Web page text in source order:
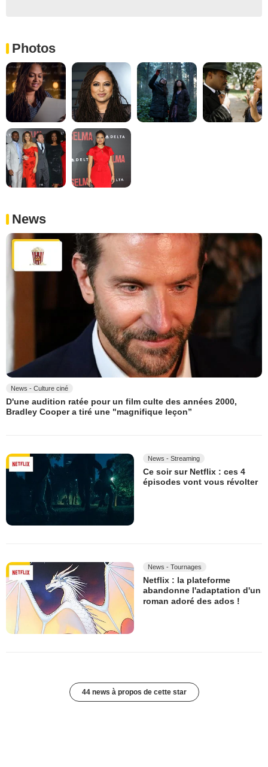
Photos
News
News - Culture ciné
D'une audition ratée pour un film culte des années 2000,
Bradley Cooper a tiré une "magnifique leçon”
News - Streaming
Ce soir sur Netflix : ces 4
épisodes vont vous révolter
News - Tournages
Netflix : la plateforme
abandonne l'adaptation d'un
roman adoré des ados !
44 news à propos de cette star